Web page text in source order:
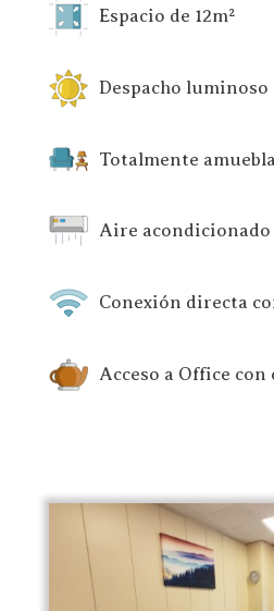
Espacio de 12m²
Despacho luminoso
Totalmente
Aire
Conexión directa
Acceso a Office